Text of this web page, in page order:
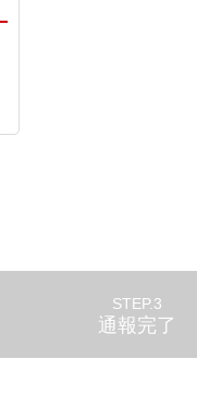
STEP.3
通報完了